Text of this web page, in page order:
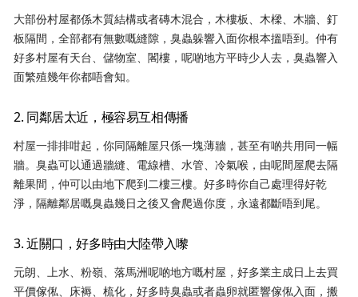
大部份村屋都係木質結構或者磚木混合，木樓板、木樑、木牆、釘
板隔間，全部都有無數嘅縫隙，臭蟲躲響入面你根本搵唔到。仲有
好多村屋有天台、儲物室、閣樓，呢啲地方平時少人去，臭蟲響入
面繁殖幾年你都唔會知。
2. 同鄰居太近，極容易互相傳播
村屋一排排咁起，你同隔離屋只係一塊薄牆，甚至有啲共用同一幅
牆。臭蟲可以通過牆縫、電線槽、水管、冷氣喉，由呢間屋爬去隔
離果間，仲可以由地下爬到二樓三樓。好多時你自己處理得好乾
淨，隔離鄰居嘅臭蟲幾日之後又會爬過你度，永遠都斷唔到尾。
3. 近關口，好多時由大陸帶入嚟
元朗、上水、粉嶺、落馬洲呢啲地方嘅村屋，好多業主成日上去買
平價傢俬、床褥、梳化，好多時臭蟲或者蟲卵就匿響傢俬入面，搬